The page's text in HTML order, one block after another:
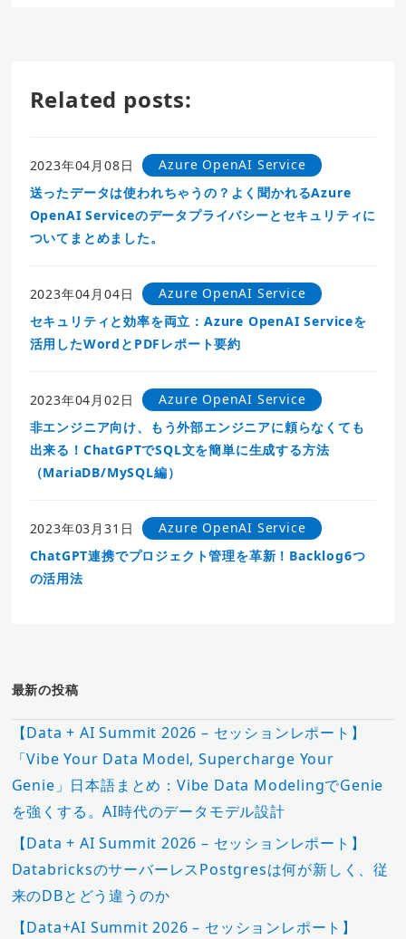
Related posts:
2023年04月08日
Azure OpenAI Service
送ったデータは使われちゃうの？よく聞かれるAzure
OpenAI Serviceのデータプライバシーとセキュリティに
ついてまとめました。
2023年04月04日
Azure OpenAI Service
セキュリティと効率を両立：Azure OpenAI Serviceを
活用したWordとPDFレポート要約
2023年04月02日
Azure OpenAI Service
非エンジニア向け、もう外部エンジニアに頼らなくても
出来る！ChatGPTでSQL文を簡単に生成する方法
（MariaDB/MySQL編）
2023年03月31日
Azure OpenAI Service
ChatGPT連携でプロジェクト管理を革新！Backlog6つ
の活用法
最新の投稿
【Data + AI Summit 2026 – セッションレポート】
「Vibe Your Data Model, Supercharge Your
Genie」日本語まとめ：Vibe Data ModelingでGenie
を強くする。AI時代のデータモデル設計
【Data + AI Summit 2026 – セッションレポート】
DatabricksのサーバーレスPostgresは何が新しく、従
来のDBとどう違うのか
【Data+AI Summit 2026 – セッションレポート】